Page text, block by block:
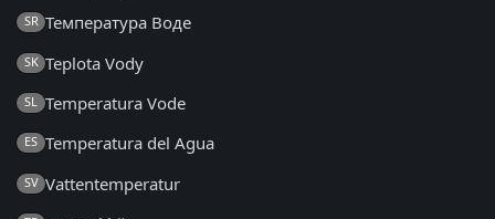
SR Температура Воде
SK Teplota Vody
SL Temperatura Vode
ES Temperatura del Agua
SV Vattentemperatur